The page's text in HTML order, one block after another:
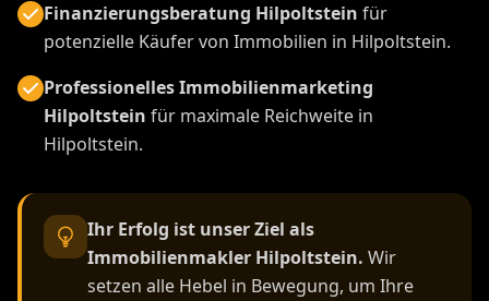
Finanzierungsberatung Hilpoltstein für
potenzielle Käufer von Immobilien in Hilpoltstein.
Professionelles Immobilienmarketing
Hilpoltstein für maximale Reichweite in
Hilpoltstein.
Ihr Erfolg ist unser Ziel als
Immobilienmakler Hilpoltstein. Wir
setzen alle Hebel in Bewegung, um Ihre